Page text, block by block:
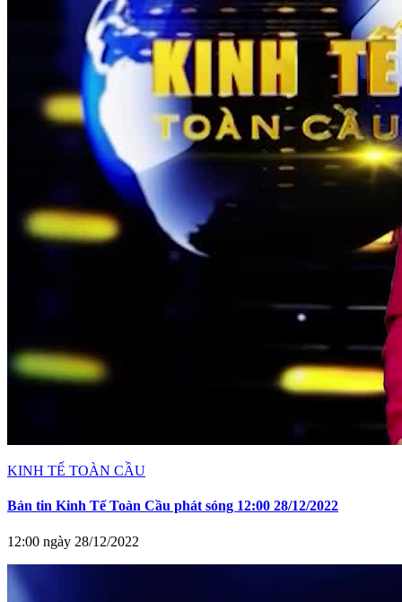
KINH TẾ TOÀN CẦU
Bản tin Kinh Tế Toàn Cầu phát sóng 12:00 28/12/2022
12:00 ngày 28/12/2022